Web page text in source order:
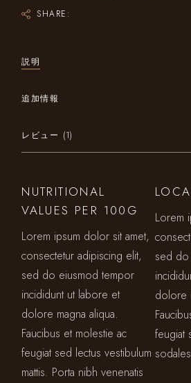
SHARE:
説明
追加情報
レビュー (1)
NUTRITIONAL
VALUES PER 100G
Lorem ipsum dolor sit amet,
consectetur adipiscing elit,
sed do eiusmod tempor
incididunt ut labore et
dolore magna aliqua.
Faucibus et molestie ac
feugiat sed lectus vestibulum
mattis. Porta nibh venenatis
Lorem
sed
dolore
feugiat